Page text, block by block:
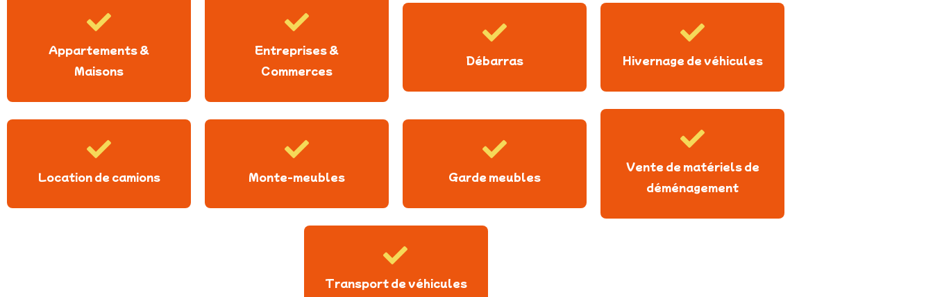
Appartements &
Maisons
Entreprises &
Commerces
Débarras Hivernage de véhicules
Location de camions Monte-meubles Garde meubles
Vente de matériels de
déménagement
Transport de véhicules